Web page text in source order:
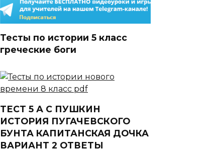
Тесты по истории 5 класс
греческие боги
ТЕСТ 5 А С ПУШКИН
ИСТОРИЯ ПУГАЧЕВСКОГО
БУНТА КАПИТАНСКАЯ ДОЧКА
ВАРИАНТ 2 ОТВЕТЫ